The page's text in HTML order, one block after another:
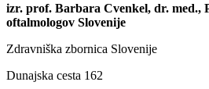
izr. prof. Barbara Cvenkel, dr. med.,
oftalmologov Slovenije
Zdravniška zbornica Slovenije
Dunajska cesta 162